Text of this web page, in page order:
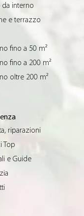
da interno
e terrazzo
fino a 50 m²
fino a 200 m²
oltre 200 m²
riparazioni
Top
e Guide